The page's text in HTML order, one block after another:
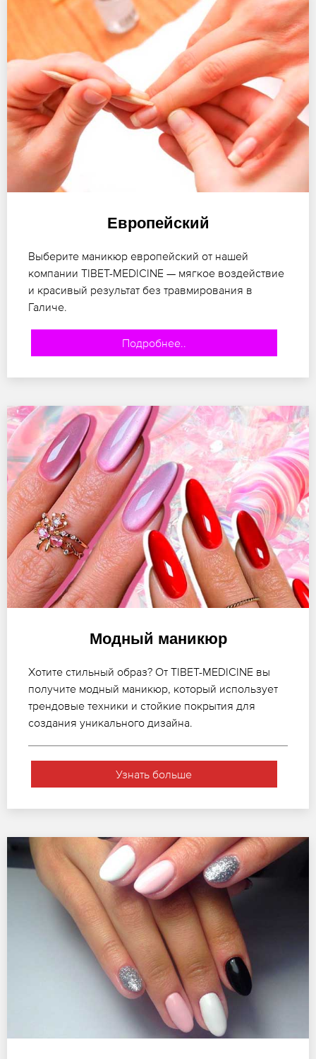
Европейский
Выберите маникюр европейский от нашей
компании TIBET-MEDICINE — мягкое воздействие
и красивый результат без травмирования в
Галиче.
Подробнее..
Модный маникюр
Хотите стильный образ? От TIBET-MEDICINE вы
получите модный маникюр, который использует
трендовые техники и стойкие покрытия для
создания уникального дизайна.
Узнать больше